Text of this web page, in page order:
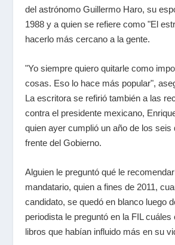
del astrónomo Guillermo Haro, su
1988 y a quien se refiere como "El
hacerlo más cercano a la gente.
"Yo siempre quiero quitarle como
cosas. Eso lo hace más popular",
La escritora se refirió también a las
contra el presidente mexicano,
quien ayer cumplió un año de los seis
frente del Gobierno.
Alguien le preguntó qué le
mandatario, quien a fines de 2011,
candidato, se quedó en blanco luego
periodista le preguntó en la FIL cuáles
libros que habían influido más en su